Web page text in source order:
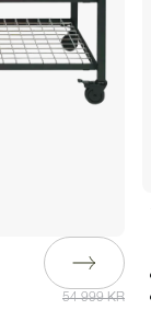
54 999 KR